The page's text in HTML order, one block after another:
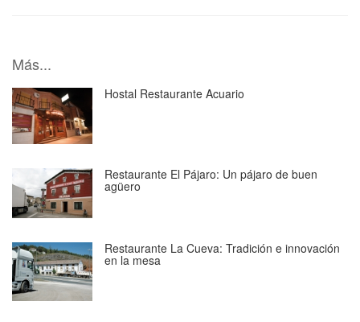
Más...
Hostal Restaurante Acuario
Restaurante El Pájaro: Un pájaro de buen
agüero
Restaurante La Cueva: Tradición e innovación
en la mesa